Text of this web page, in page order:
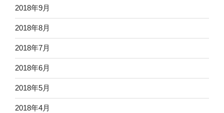
2018年9月
2018年8月
2018年7月
2018年6月
2018年5月
2018年4月